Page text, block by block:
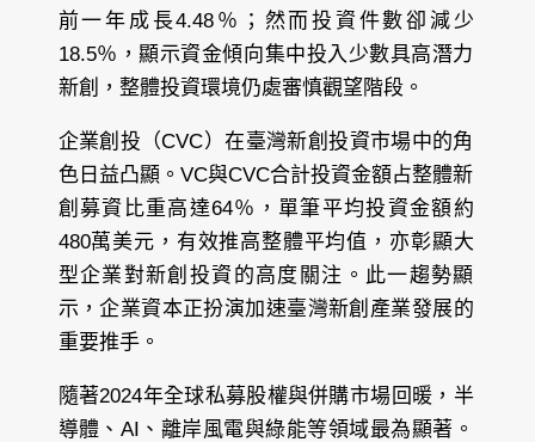
前一年成長4.48％；然而投資件數卻減少
18.5％，顯示資金傾向集中投入少數具高潛力
新創，整體投資環境仍處審慎觀望階段。
企業創投（CVC）在臺灣新創投資市場中的角
色日益凸顯。VC與CVC合計投資金額占整體新
創募資比重高達64％，單筆平均投資金額約
480萬美元，有效推高整體平均值，亦彰顯大
型企業對新創投資的高度關注。此一趨勢顯
示，企業資本正扮演加速臺灣新創產業發展的
重要推手。
隨著2024年全球私募股權與併購市場回暖，半
導體、AI、離岸風電與綠能等領域最為顯著。